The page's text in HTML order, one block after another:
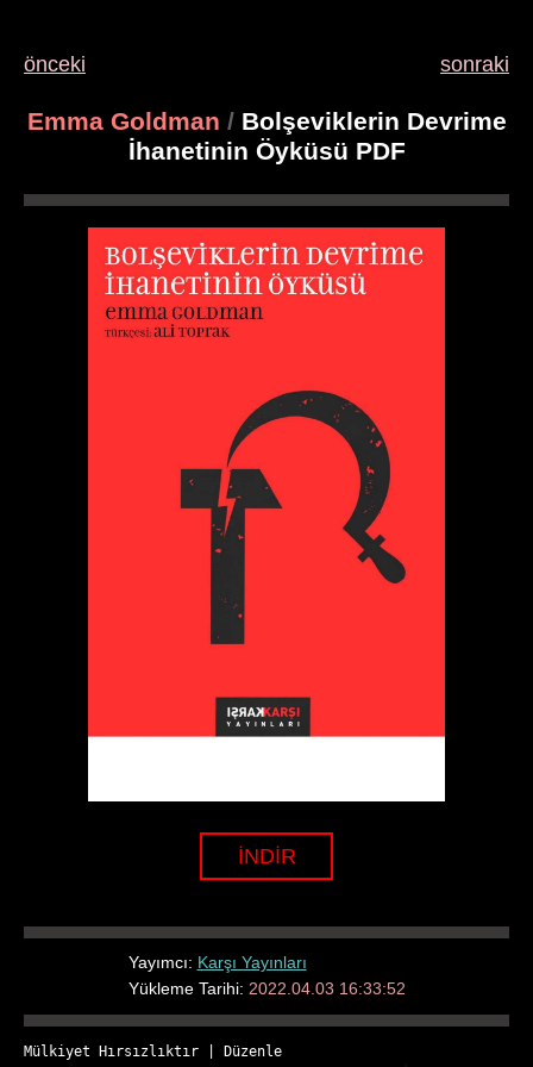
önceki sonraki
Emma Goldman /Bolşeviklerin Devrime
İhanetinin Öyküsü PDF
İNDİR
Yayımcı: Karşı Yayınları
Yükleme Tarihi: 2022.04.03 16:33:52
Mülkiyet Hırsızlıktır Düzenle